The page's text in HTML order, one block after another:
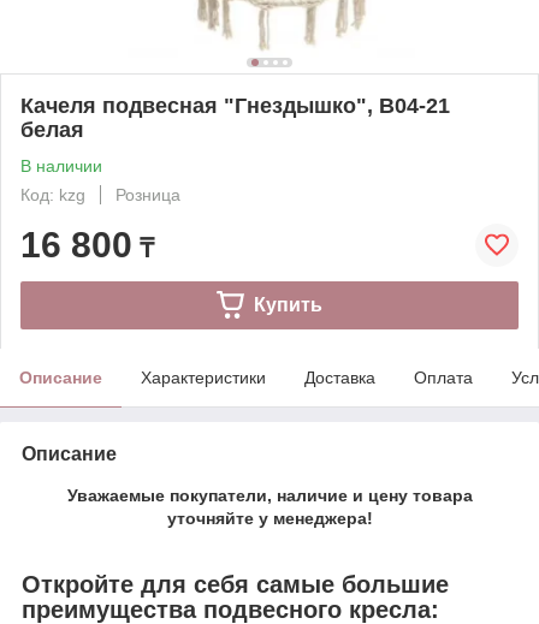
Качеля подвесная "Гнездышко", B04-21
белая
В наличии
Код: kzg
Розница
16 800 ₸
Купить
Описание Характеристики Доставка Оплата
Описание
Уважаемые покупатели, наличие и цену товара
уточняйте у менеджера!
Откройте для себя самые большие
преимущества подвесного кресла: